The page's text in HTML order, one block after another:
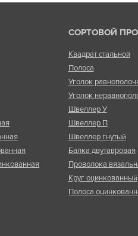
СОРТОВОЙ
Квадрат стальной
Полоса
Уголок
Уголок
Швеллер У
Швеллер П
Швеллер гнутый
Балка двутавровая
Проволока
Круг оцинкованный
Полоса